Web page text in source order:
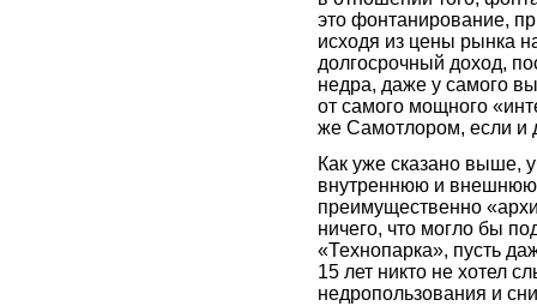
это фонтанирование,
исходя из цены рынка
долгосрочный доход,
недра, даже у самого
от самого мощного
же Самотлором, если и
Как уже сказано выше,
внутреннюю и
преимущественно
ничего, что могло бы
«Технопарка», пусть
15 лет никто не хотел
недропользования и